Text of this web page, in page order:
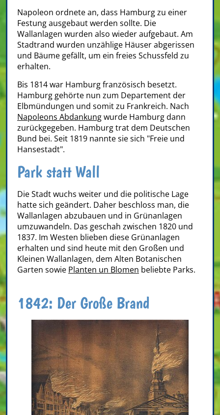
Napoleon ordnete an, dass Hamburg zu einer
Festung ausgebaut werden sollte. Die
Wallanlagen wurden also wieder aufgebaut. Am
Stadtrand wurden unzählige Häuser abgerissen
und Bäume gefällt, um ein freies Schussfeld zu
erhalten.
Bis 1814 war Hamburg französisch besetzt.
Hamburg gehörte nun zum Departement der
Elbmündungen und somit zu Frankreich. Nach
Napoleons Abdankungwurde Hamburg dann
zurückgegeben. Hamburg trat dem Deutschen
Bund bei. Seit 1819 nannte sie sich "Freie und
Hansestadt".
Park statt Wall
Die Stadt wuchs weiter und die politische Lage
hatte sich geändert. Daher beschloss man, die
Wallanlagen abzubauen und in Grünanlagen
umzuwandeln. Das geschah zwischen 1820 und
1837. Im Westen blieben diese Grünanlagen
erhalten und sind heute mit den Großen und
Kleinen Wallanlagen, dem Alten Botanischen
Garten sowie Planten un Blomen beliebte Parks.
1842: Der Große Brand